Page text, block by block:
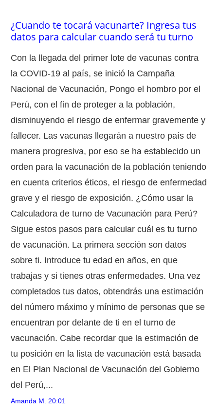
¿Cuando te tocará vacunarte? Ingresa tus
datos para calcular cuando será tu turno
Con la llegada del primer lote de vacunas contra
la COVID-19 al país, se inició la Campaña
Nacional de Vacunación, Pongo el hombro por el
Perú, con el fin de proteger a la población,
disminuyendo el riesgo de enfermar gravemente y
fallecer. Las vacunas llegarán a nuestro país de
manera progresiva, por eso se ha establecido un
orden para la vacunación de la población teniendo
en cuenta criterios éticos, el riesgo de enfermedad
grave y el riesgo de exposición. ¿Cómo usar la
Calculadora de turno de Vacunación para Perú?
Sigue estos pasos para calcular cuál es tu turno
de vacunación. La primera sección son datos
sobre ti. Introduce tu edad en años, en que
trabajas y si tienes otras enfermedades. Una vez
completados tus datos, obtendrás una estimación
del número máximo y mínimo de personas que se
encuentran por delante de ti en el turno de
vacunación. Cabe recordar que la estimación de
tu posición en la lista de vacunación está basada
en El Plan Nacional de Vacunación del Gobierno
del Perú,...
Amanda M. 20:01